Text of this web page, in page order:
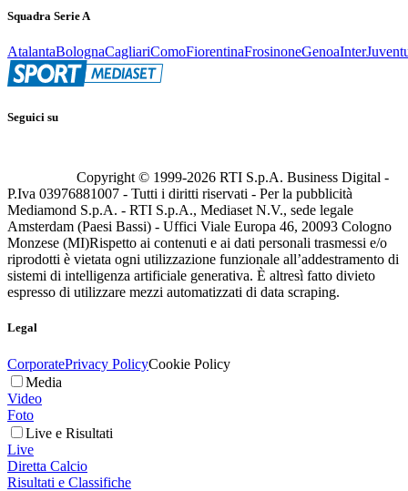
Squadra Serie A
AtalantaBolognaCagliariComoFiorentinaFrosinoneGenoaInter
Seguici su
Copyright © 1999-2026 RTI S.p.A. Business Digital -
P.Iva 03976881007 - Tutti i diritti riservati - Per la pubblicità
Mediamond S.p.A. - RTI S.p.A., Mediaset N.V., sede legale
Amsterdam (Paesi Bassi) - Uffici Viale Europa 46, 20093 Cologno
Monzese (MI)Rispetto ai contenuti e ai dati personali trasmessi e/o
riprodotti è vietata ogni utilizzazione funzionale all’addestramento di
sistemi di intelligenza artificiale generativa. È altresì fatto divieto
espresso di utilizzare mezzi automatizzati di data scraping.
Legal
CorporatePrivacy PolicyCookie Policy
Media
Video
Foto
Live e Risultati
Live
Diretta Calcio
Risultati e Classifiche